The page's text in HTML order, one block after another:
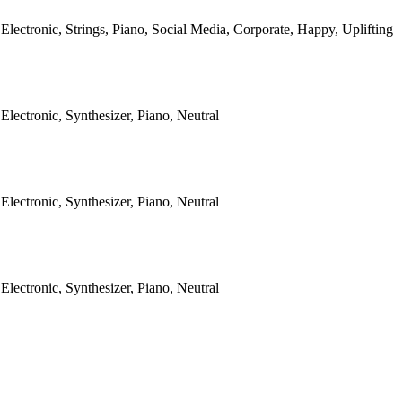
Electronic, Strings, Piano, Social Media, Corporate, Happy, Uplifting
Electronic, Synthesizer, Piano, Neutral
Electronic, Synthesizer, Piano, Neutral
Electronic, Synthesizer, Piano, Neutral